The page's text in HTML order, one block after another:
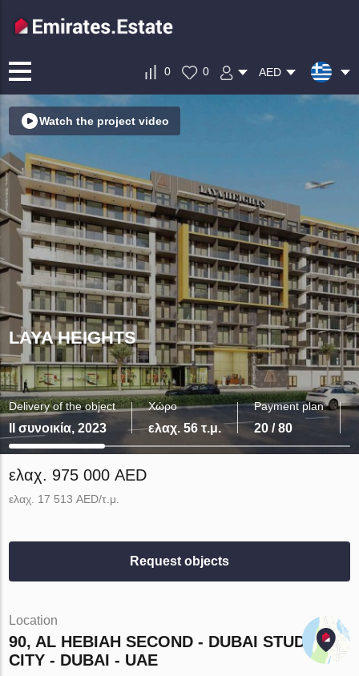
0 0 AED
Watch the project video
LAYA HEIGHTS
Delivery of the object
II συνοικία, 2023
Χώρο
ελαχ. 56 τ.μ.
Payment plan
20 / 80
ελαχ. 975 000 AED
ελαχ. 17 513 AED/τ.μ.
Request objects
Location
90, AL HEBIAH SECOND - DUBAI STUDIO
CITY - DUBAI - UAE